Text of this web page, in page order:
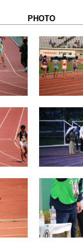
PHOTO